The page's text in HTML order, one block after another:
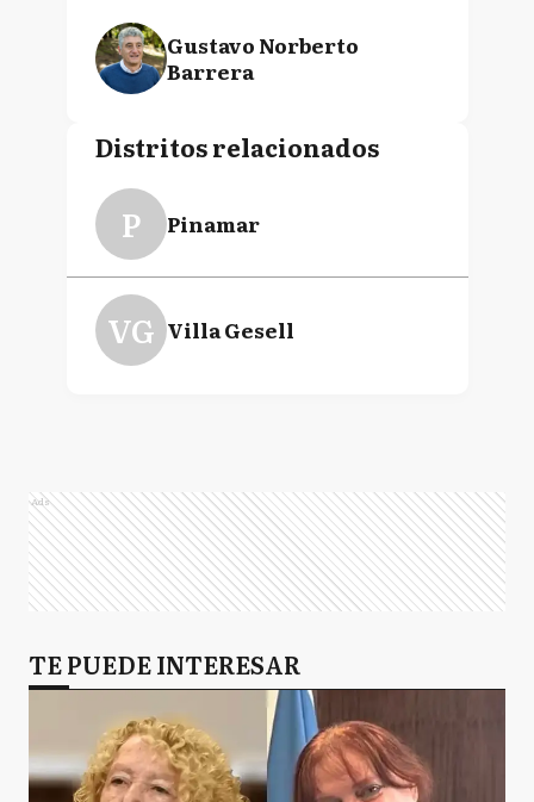
Gustavo Norberto
Barrera
Distritos relacionados
P Pinamar
VG Villa Gesell
Ads
TE PUEDE INTERESAR